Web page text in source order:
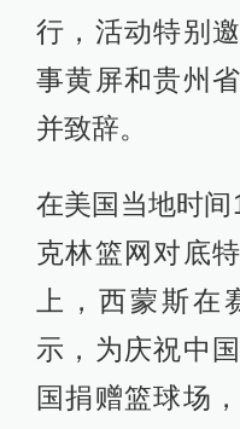
行，活动特别
事黄屏和贵州
并致辞。
在美国当地时
克林篮网对底
上，西蒙斯在
示，为庆祝中
国捐赠篮球场